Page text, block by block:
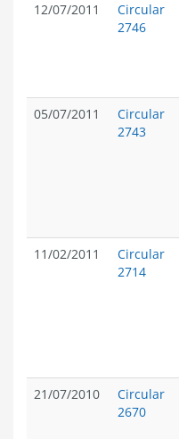
12/07/2011
Circular
2746
05/07/2011
Circular
2743
11/02/2011
Circular
2714
21/07/2010
Circular
2670